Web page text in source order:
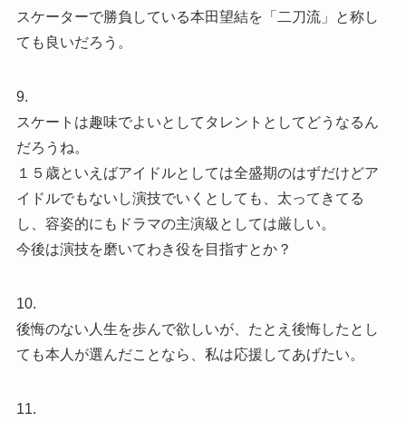
スケーターで勝負している本田望結を「二刀流」と称し
ても良いだろう。
9.
スケートは趣味でよいとしてタレントとしてどうなるん
だろうね。
１５歳といえばアイドルとしては全盛期のはずだけどア
イドルでもないし演技でいくとしても、太ってきてる
し、容姿的にもドラマの主演級としては厳しい。
今後は演技を磨いてわき役を目指すとか？
10.
後悔のない人生を歩んで欲しいが、たとえ後悔したとし
ても本人が選んだことなら、私は応援してあげたい。
11.